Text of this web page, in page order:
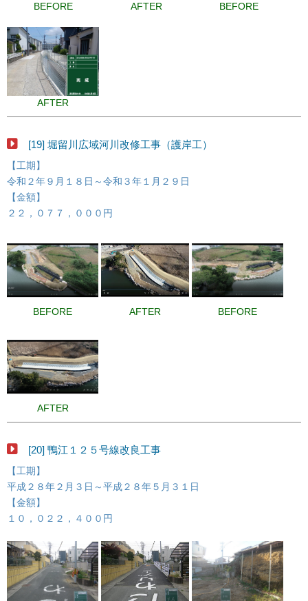
BEFORE AFTER BEFORE
AFTER
[19] 堀留川広域河川改修工事（護岸工）
【工期】
令和２年９月１８日～令和３年１月２９日
【金額】
２２，０７７，０００円
BEFORE AFTER BEFORE
AFTER
[20] 鴨江１２５号線改良工事
【工期】
平成２８年２月３日～平成２８年５月３１日
【金額】
１０，０２２，４００円